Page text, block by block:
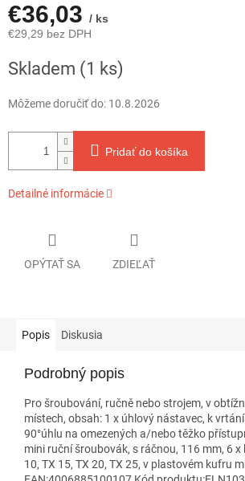
€36,03 / ks
€29,29 bez DPH
cena:
Skladem (1 ks)
Môžeme doručiť do: 10.8.2026
Pridať do košíka
Detailné informácie
OPÝTAŤ SA ZDIEĽAŤ
Popis Diskusia
Podrobný popis
Pro šroubování, ručně nebo strojem, v
místech, obsah: 1 x úhlový nástavec, k
90°úhlu na omezených a/nebo těžko
mini ruční šroubovák, s ráčnou, 116 mm, 6 x
10, TX 15, TX 20, TX 25, v plastovém kufru